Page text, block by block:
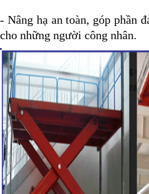
- Nâng hạ an toàn, góp phần
cho những người công nhân.